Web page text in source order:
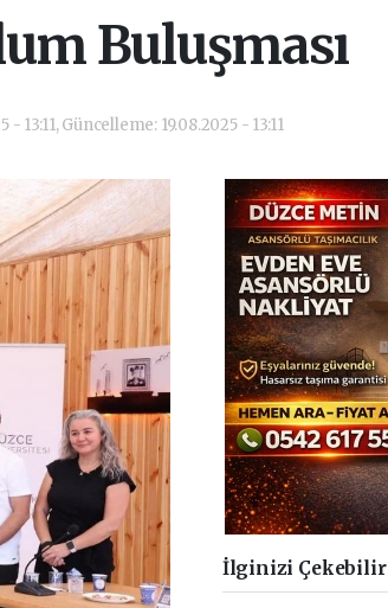
Buluşması
Güncelleme: 19.08.2025 - 13:11
İlginizi Çekebilir